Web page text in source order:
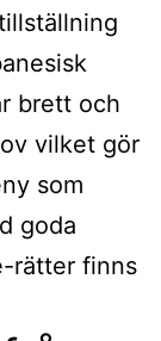
brett och
vilket gör
som
goda
rätter finns